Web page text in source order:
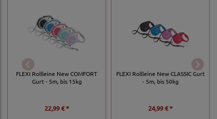
FLEXI Rollleine New COMFORT
Gurt - 5m, bis 15kg
22,99 € *
FLEXI Rollleine New CLASSIC Gurt
- 5m, bis 50kg
24,99 € *